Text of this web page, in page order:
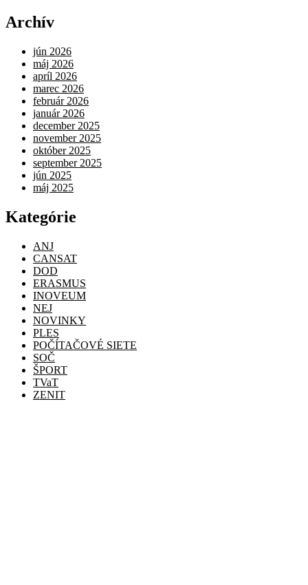
Archív
jún 2026
máj 2026
apríl 2026
marec 2026
február 2026
január 2026
december 2025
november 2025
október 2025
september 2025
jún 2025
máj 2025
Kategórie
ANJ
CANSAT
DOD
ERASMUS
INOVEUM
NEJ
NOVINKY
PLES
POČÍTAČOVÉ SIETE
SOČ
ŠPORT
TVaT
ZENIT